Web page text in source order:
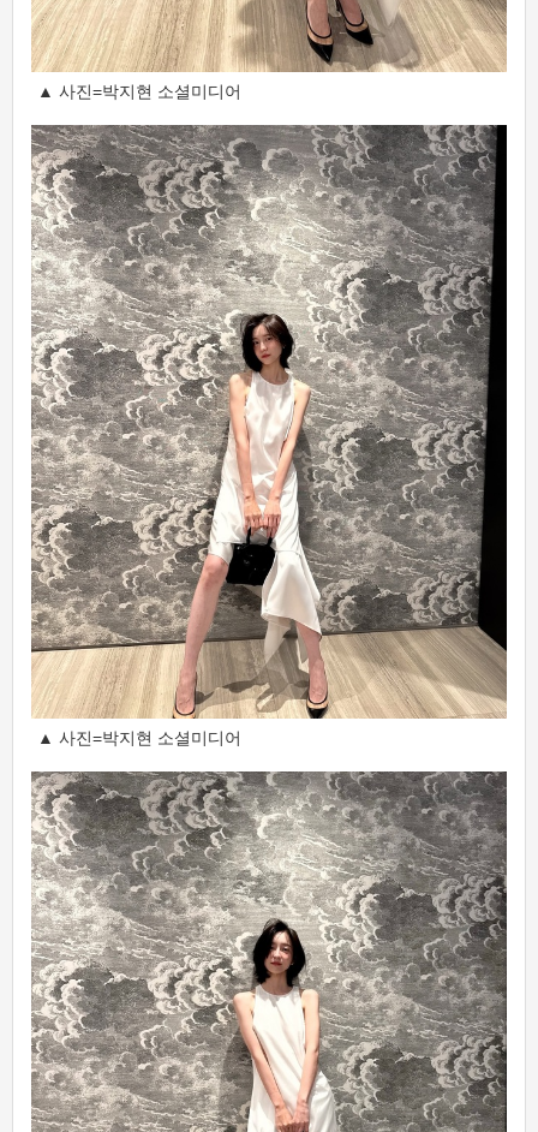
▲ 사진=박지현 소셜미디어
▲ 사진=박지현 소셜미디어